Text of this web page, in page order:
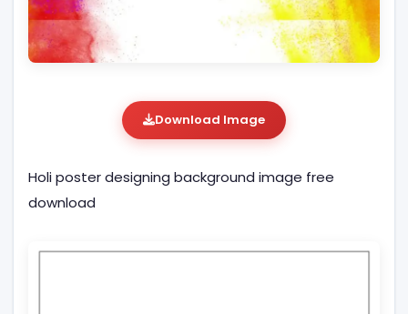
Download Image
Holi poster designing background image free
download